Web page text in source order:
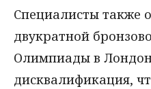
Специалисты также
двукратной
Олимпиады в
дисквалификация,